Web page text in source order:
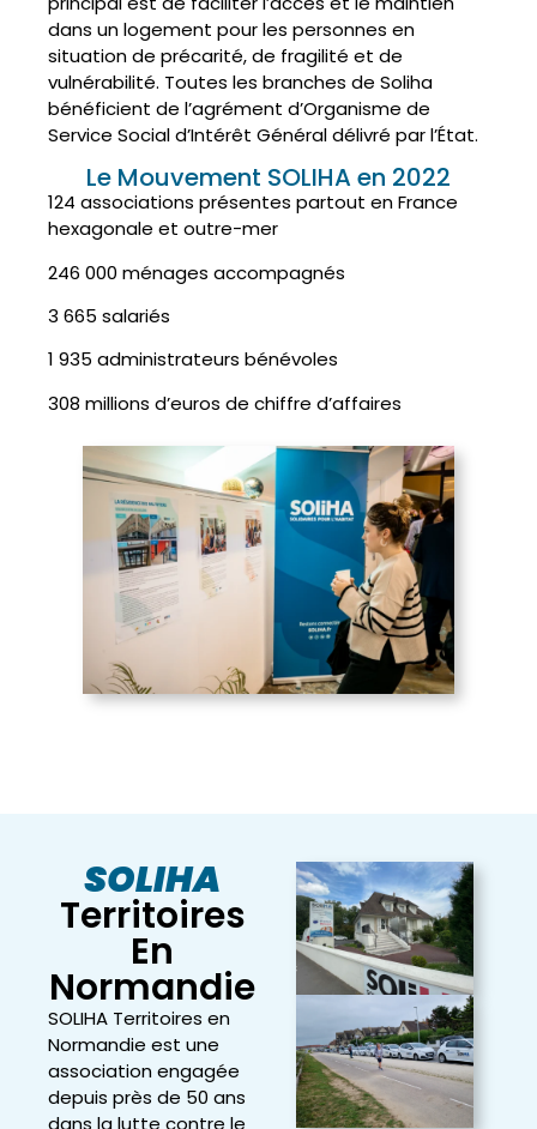
dans un logement pour les personnes en
situation de précarité, de fragilité et de
vulnérabilité. Toutes les branches de Soliha
bénéficient de l’agrément d’Organisme de
Service Social d’Intérêt Général délivré par l’État.
Le Mouvement SOLIHA en 2022
124 associations présentes partout en France
hexagonale et outre-mer
246 000 ménages accompagnés
3 665 salariés
1 935 administrateurs bénévoles
308 millions d’euros de chiffre d’affaires
SOLIHA
Territoires
En
Normandie
SOLIHA Territoires en
Normandie est une
association engagée
depuis près de 50 ans
dans la lutte contre le